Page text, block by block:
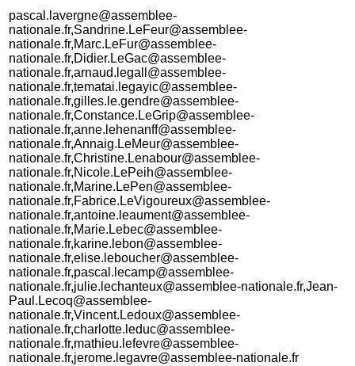
pascal.lavergne@assemblee-
nationale.fr,Sandrine.LeFeur@assemblee-
nationale.fr,Marc.LeFur@assemblee-
nationale.fr,Didier.LeGac@assemblee-
nationale.fr,arnaud.legall@assemblee-
nationale.fr,tematai.legayic@assemblee-
nationale.fr,gilles.le.gendre@assemblee-
nationale.fr,Constance.LeGrip@assemblee-
nationale.fr,anne.lehenanff@assemblee-
nationale.fr,Annaig.LeMeur@assemblee-
nationale.fr,Christine.Lenabour@assemblee-
nationale.fr,Nicole.LePeih@assemblee-
nationale.fr,Marine.LePen@assemblee-
nationale.fr,Fabrice.LeVigoureux@assemblee-
nationale.fr,antoine.leaument@assemblee-
nationale.fr,Marie.Lebec@assemblee-
nationale.fr,karine.lebon@assemblee-
nationale.fr,elise.leboucher@assemblee-
nationale.fr,pascal.lecamp@assemblee-
nationale.fr,julie.lechanteux@assemblee-nationale.fr,Jean-
Paul.Lecoq@assemblee-
nationale.fr,Vincent.Ledoux@assemblee-
nationale.fr,charlotte.leduc@assemblee-
nationale.fr,mathieu.lefevre@assemblee-
nationale.fr,jerome.legavre@assemblee-nationale.fr